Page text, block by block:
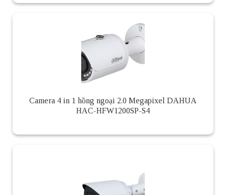
Camera 4 in 1 hồng ngoại 2.0 Megapixel DAHUA
HAC-HFW1200SP-S4